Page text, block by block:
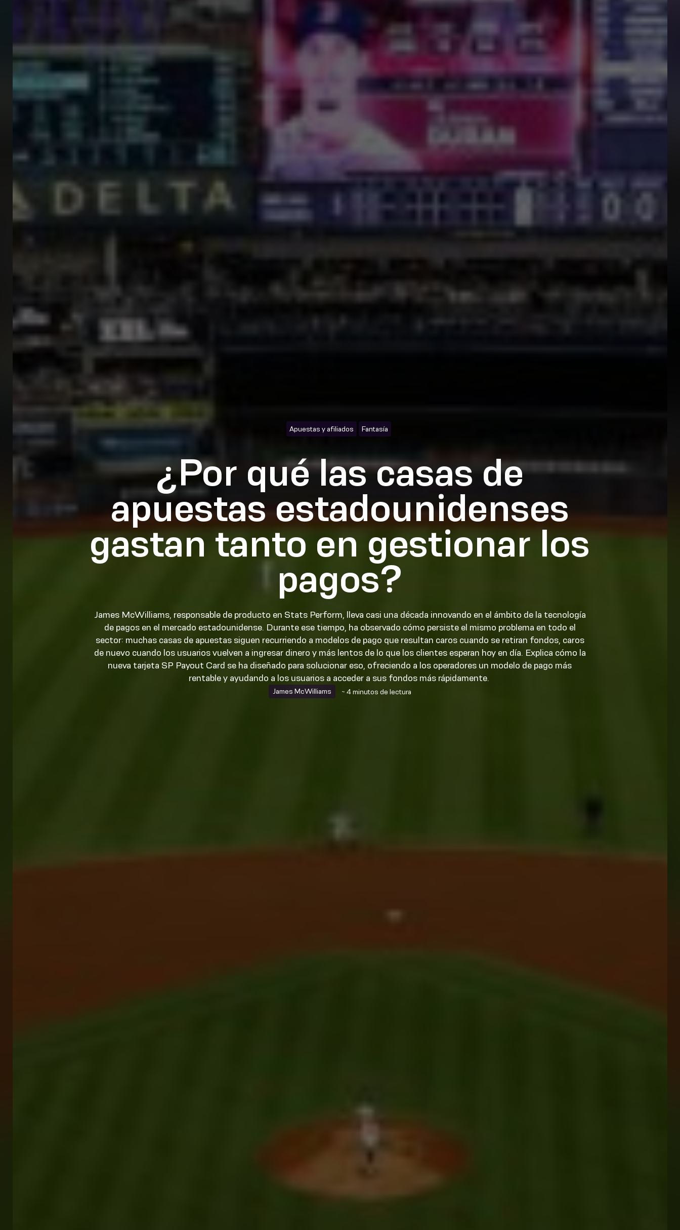
Apuestas y afiliados Fantasía
¿Por qué las casas de
apuestas estadounidenses
gastan tanto en gestionar los
pagos?
James McWilliams, responsable de producto en Stats Perform, lleva casi una década innovando en el ámbito de la tecnología
de pagos en el mercado estadounidense. Durante ese tiempo, ha observado cómo persiste el mismo problema en todo el
sector: muchas casas de apuestas siguen recurriendo a modelos de pago que resultan caros cuando se retiran fondos, caros
de nuevo cuando los usuarios vuelven a ingresar dinero y más lentos de lo que los clientes esperan hoy en día. Explica cómo la
nueva tarjeta SP Payout Card se ha diseñado para solucionar eso, ofreciendo a los operadores un modelo de pago más
rentable y ayudando a los usuarios a acceder a sus fondos más rápidamente.
James McWilliams ~ 4 minutos de lectura